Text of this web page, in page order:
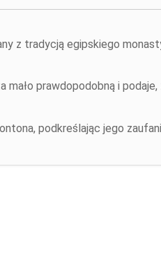
z tradycją egipskiego
prawdopodobną i podaje,
podkreślając jego